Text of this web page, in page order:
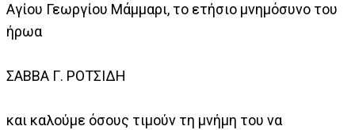
Αγίου Γεωργίου Μάμμαρι, το ετήσιο μνημόσυνο του
ήρωα
ΣΑΒΒΑ Γ. ΡΟΤΣΙΔΗ
και καλούμε όσους τιμούν τη μνήμη του να